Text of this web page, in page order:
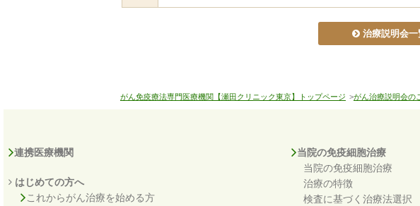
治療説明会一
がん免疫療法専門医療機関【瀬田クリニック東京】トップページ >がん治療説明会の
連携医療機関
はじめての方へ
これからがん治療を始める方
当院の免疫細胞治療
当院の免疫細胞治療
治療の特徴
検査に基づく治療法選択